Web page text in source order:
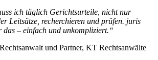
ich täglich Gerichtsurteile, nicht nur
Leitsätze, recherchieren und prüfen. juris
– einfach und unkompliziert.“
und Partner, KT Rechtsanwälte